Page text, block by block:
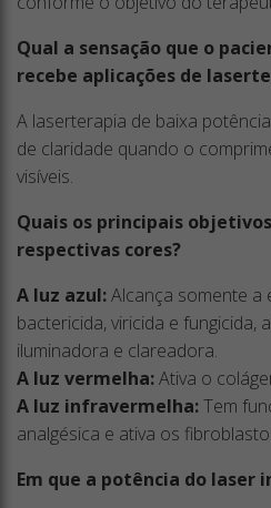
Qual a sensação que o
recebe aplicações de
A laserterapia de baixa
de claridade quando o
visíveis.
Quais os principais objetivos
respectivas cores?
A luz azul:Alcança somente a
bactericida, viricida e fungicida,
iluminadora e clareadora.
A luz vermelha:Ativa o
A luz infravermelha:Tem
analgésica e ativa os
Em que a potência do laser